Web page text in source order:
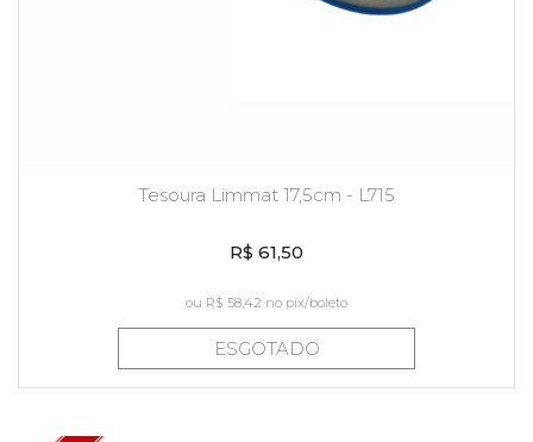
Tesoura Limmat 17,5cm - L715
R$ 61,50
ou R$ 58,42 no pix/boleto
ESGOTADO